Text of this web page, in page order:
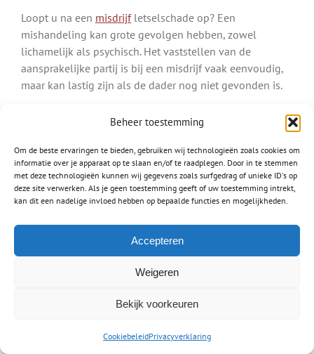
Beheer toestemming
Om de beste ervaringen te bieden, gebruiken wij technologieën zoals cookies om
informatie over je apparaat op te slaan en/of te raadplegen. Door in te stemmen
met deze technologieën kunnen wij gegevens zoals surfgedrag of unieke ID's op
deze site verwerken. Als je geen toestemming geeft of uw toestemming intrekt,
kan dit een nadelige invloed hebben op bepaalde functies en mogelijkheden.
Accepteren
Weigeren
Bekijk voorkeuren
CookiebeleidPrivacyverklaring
Loopt u na een misdrijfletselschade op? Een
mishandeling kan grote gevolgen hebben, zowel
lichamelijk als psychisch. Het vaststellen van de
aansprakelijke partij is bij een misdrijf vaak eenvoudig,
maar kan lastig zijn als de dader nog niet gevonden is.
Ook letsel door een hondenbeetvalt onder een misdrijf.
Bent u gebeten door een hond, dan is de eigenaar van
deze hond aansprakelijk.
Lees meer over:
Letsel na een hondenbeet
Letselschade medische fout
Waar mensen werken worden fouten gemaakt, zo ook
verschilt van het stellen van een verkeerde diagnose en
amputeren van een verkeerd lichaamsdeel. Het is heel